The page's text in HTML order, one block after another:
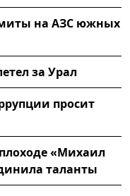
на АЗС южных
за Урал
просит
«Михаил
таланты